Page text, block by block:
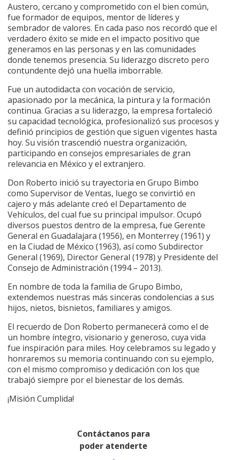
Austero, cercano y comprometido con el bien común,
fue formador de equipos, mentor de líderes y
sembrador de valores. En cada paso nos recordó que el
verdadero éxito se mide en el impacto positivo que
generamos en las personas y en las comunidades
donde tenemos presencia. Su liderazgo discreto pero
contundente dejó una huella imborrable.
Fue un autodidacta con vocación de servicio,
apasionado por la mecánica, la pintura y la formación
continua. Gracias a su liderazgo, la empresa fortaleció
su capacidad tecnológica, profesionalizó sus procesos y
definió principios de gestión que siguen vigentes hasta
hoy. Su visión trascendió nuestra organización,
participando en consejos empresariales de gran
relevancia en México y el extranjero.
Don Roberto inició su trayectoria en Grupo Bimbo
como Supervisor de Ventas, luego se convirtió en
cajero y más adelante creó el Departamento de
Vehículos, del cual fue su principal impulsor. Ocupó
diversos puestos dentro de la empresa, fue Gerente
General en Guadalajara (1956), en Monterrey (1961) y
en la Ciudad de México (1963), así como Subdirector
General (1969), Director General (1978) y Presidente del
Consejo de Administración (1994 – 2013).
En nombre de toda la familia de Grupo Bimbo,
extendemos nuestras más sinceras condolencias a sus
hijos, nietos, bisnietos, familiares y amigos.
El recuerdo de Don Roberto permanecerá como el de
un hombre íntegro, visionario y generoso, cuya vida
fue inspiración para miles. Hoy celebramos su legado y
honraremos su memoria continuando con su ejemplo,
con el mismo compromiso y dedicación con los que
trabajó siempre por el bienestar de los demás.
¡Misión Cumplida!
Contáctanos para
poder atenderte